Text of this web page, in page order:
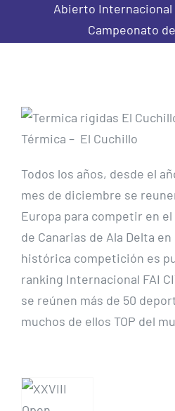
Abierto Internacional
Campeonato
Térmica – El Cuchillo
Todos los años, desde el
mes de diciembre se
Europa para competir en
de Canarias de Ala Delta
histórica competición es
ranking Internacional FAI
se reúnen más de 50
muchos de ellos TOP del
Open